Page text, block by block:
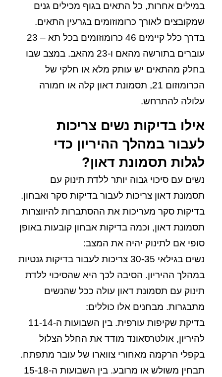
במילים אחרות, כל התאים בגוף מכילים גנים
שמקובצים לאורך כרומוזומים בגרעין התאים.
בדרך כלל קיימים 46 כרומוזומים בכל תא – 23
עוברים בתורשה מהאם ו-23 מהאב. במצב שבו
בחלק מהתאים יש עותק מלא או חלקי של
הכרומוזום 21, תסמונת דאון קלה או חמורה
עלולה להתרחש.
אילו בדיקות נשים צריכות
לעבור במהלך ההיריון כדי
לגלות תסמונת דאון?
נשים עם סיכוי גבוה יותר ללדת תינוק עם
תסמונת דאון צריכות לעבור בדיקות סקר ואבחון.
בדיקות סקר מעריכות את ההסתברות להיווצרות
תסמונת דאון, וכמה בדיקות אבחון קובעות באופן
סופי אם לתינוק יהיה את המצב:
נשים בגילאי 30-35 צריכות לעבור בדיקות גנטיות
במהלך ההיריון. הסיבה לכך היא שהסיכוי ללדת
תינוק עם תסמונת דאון עולה ככל שהנשים
מתבגרות. מבחנים אלו כוללים:
בדיקת שקיפות עורפית.
בין השבועות ה-11-14
להיריון, אולטרסאונד מודד את החלל הצלול
בקפלי הרקמה מאחורי צווארו של עובר מתפתח.
תבחין משולש או מרובע.
בין השבועות ה-15-18